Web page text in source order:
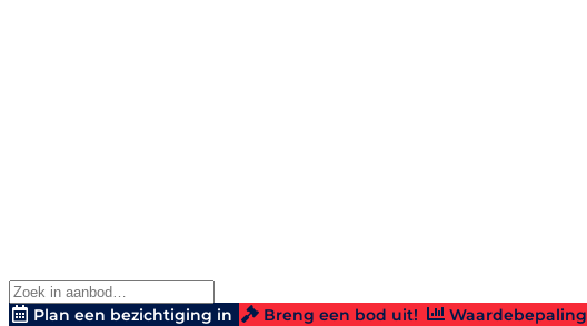
Plan een bezichtiging in Breng een bod uit!
Waardebepaling